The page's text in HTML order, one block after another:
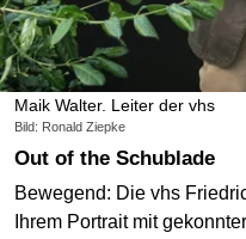
Maik Walter. Leiter der vhs
Bild: Ronald Ziepke
Out of the Schublade
Bewegend: Die vhs
Ihrem Portrait mit